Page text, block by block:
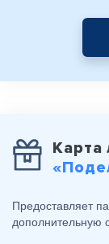
Карта
Предоставляет
дополнительную